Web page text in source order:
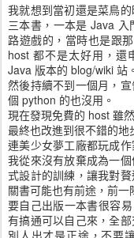
我就想到當初還是菜鳥
三本書，一本是 Java
路遊戲的，當時也是跟
host 都不是太好用，還
Java 版本的 blog/wiki 站。
然後持續不到一個月，
個 python 的也沒用。
現在發現免費的 host 雖
最終也改進到很不錯的地
連美少女夢工廠都玩成
我從來沒有放棄成為一
式設計的訓練，讓我對
關書可能也有前途，前一
要自己出版一本書很容
有搞通可以自己來，全
別人出才是正途，不要